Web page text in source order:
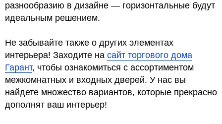
разнообразию в дизайне — горизонтальные будут
идеальным решением.
Не забывайте также о других элементах
интерьера! Заходите на сайт торгового дома
Гарант, чтобы ознакомиться с ассортиментом
межкомнатных и входных дверей. У нас вы
найдете множество вариантов, которые прекрасно
дополнят ваш интерьер!